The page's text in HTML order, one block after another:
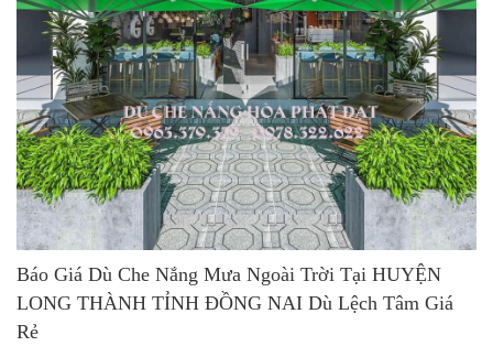
Báo Giá Dù Che Nắng Mưa Ngoài Trời Tại HUYỆN
LONG THÀNH TỈNH ĐỒNG NAI Dù Lệch Tâm Giá
Rẻ